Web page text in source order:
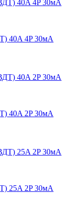
40A 4P 30мА
40A 2P 30мА
25A 2P 30мА